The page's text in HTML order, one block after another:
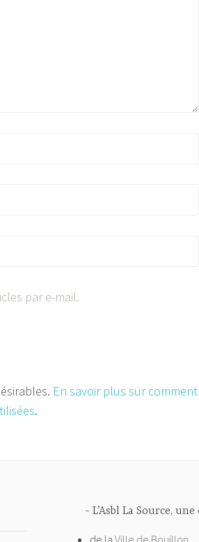
par e-mail.
En savoir plus sur comment
.
L’Asbl La Source,